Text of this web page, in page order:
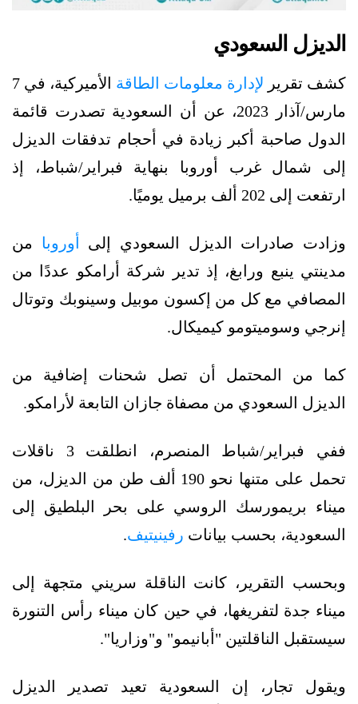
الديزل السعودي
كشف تقرير لإدارة معلومات الطاقة
الأميركية، في 7
مارس/آذار 2023، عن
أن السعودية تصدرت قائمة
الدول صاحبة أكبر زيادة في أحجام تدفقات الديزل
إلى شمال غرب أوروبا بنهاية فبراير/شباط، إذ
ارتفعت إلى 202 ألف برميل يوميًا.
وزادت صادرات الديزل السعودي إلى أوروبا من
مدينتي ينبع ورابغ، إذ تدير شركة أرامكو عددًا من
المصافي مع كل من إكسون موبيل وسينوبك وتوتال
إنرجي وسوميتومو كيميكال.
كما من المحتمل أن تصل شحنات إضافية من
الديزل السعودي من مصفاة جازان التابعة لأرامكو.
ففي فبراير/شباط المنصرم، انطلقت 3 ناقلات
تحمل على متنها نحو 190 ألف طن من الديزل، من
ميناء بريمورسك الروسي على بحر البلطيق إلى
السعودية، بحسب بيانات رفينيتيف.
وبحسب التقرير، كانت الناقلة سريني متجهة إلى
ميناء جدة لتفريغها، في حين كان ميناء رأس التنورة
سيستقبل الناقلتين "أبانيمو" و"وزاريا".
ويقول تجار، إن السعودية تعيد تصدير الديزل